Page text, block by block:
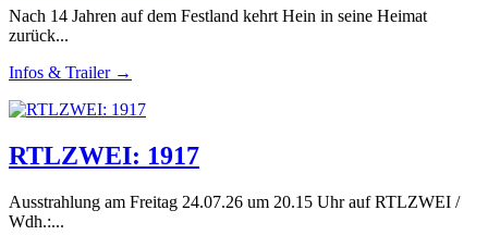
Nach 14 Jahren auf dem Festland kehrt Hein in seine Heimat
zurück...
Infos & Trailer →
RTLZWEI: 1917
Ausstrahlung am Freitag 24.07.26 um 20.15 Uhr auf RTLZWEI /
Wdh.:...